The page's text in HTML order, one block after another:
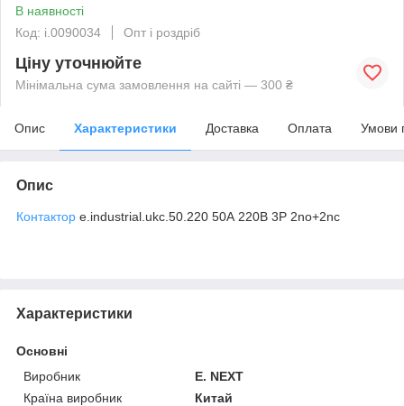
В наявності
Код: i.0090034
Опт і роздріб
Ціну уточнюйте
Мінімальна сума замовлення на сайті — 300 ₴
Опис Характеристики Доставка Оплата Умови
Опис
Контактор e.industrial.ukc.50.220 50А 220В 3P 2no+2nc
Характеристики
Основні
Виробник
E. NEXT
Країна виробник
Китай